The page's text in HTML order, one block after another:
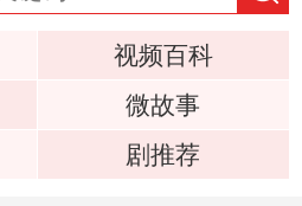
视频百科
微故事
剧推荐